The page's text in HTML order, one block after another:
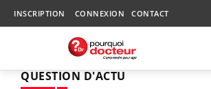
INSCRIPTION CONNEXION CONTACT
QUESTION D'ACTU